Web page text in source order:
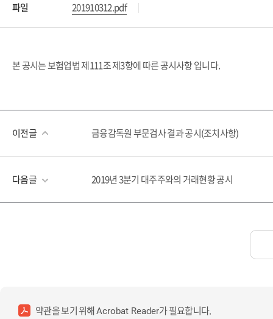
파일 201910312.pdf
본 공시는 보험업법 제111조 제3항에 따른 공시사항 입니다.
이전글 금융감독원 부문검사 결과 공시(조치사항)
다음글 2019년 3분기 대주주와의 거래현황 공시
약관을 보기 위해Acrobat Reader가 필요합니다.